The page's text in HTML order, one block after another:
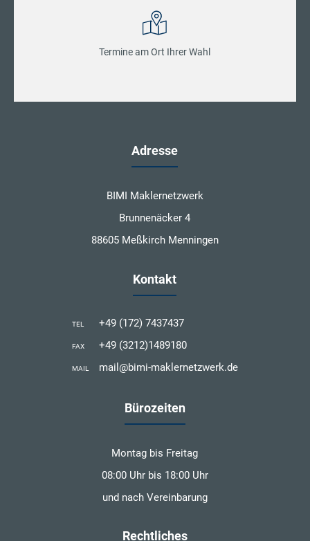
Termine am Ort Ihrer Wahl
Adresse
BIMI Maklernetzwerk
Brunnenäcker 4
88605 Meßkirch Menningen
Kontakt
TEL +49 (172) 7437437
FAX +49 (3212)1489180
MAIL mail@bimi-maklernetzwerk.de
Bürozeiten
Montag bis Freitag
08:00 Uhr bis 18:00 Uhr
und nach Vereinbarung
Rechtliches